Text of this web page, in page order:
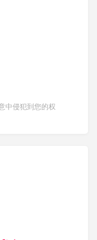
中侵犯到您的权